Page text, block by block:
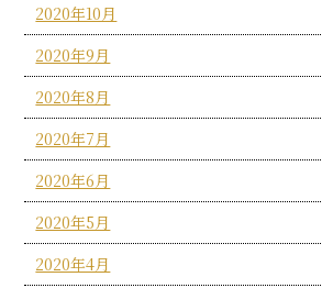
2020年10月
2020年9月
2020年8月
2020年7月
2020年6月
2020年5月
2020年4月